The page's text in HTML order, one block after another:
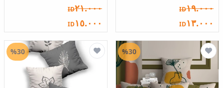
ID١٩.٠٠٠
ID١٣.٠٠٠
ID٢١.٠٠٠
ID١٥.٠٠٠
%30
%30